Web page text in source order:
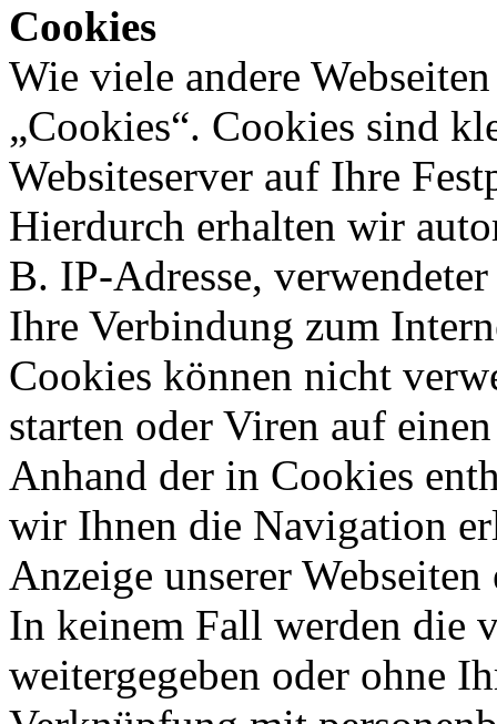
Cookies
Wie viele andere
„Cookies“. Cookies sind
Websiteserver auf Ihre
Hierdurch erhalten wir
B. IP-Adresse,
Ihre Verbindung zum
Cookies können nicht
starten oder Viren auf
Anhand der in Cookies
wir Ihnen die Navigation
Anzeige unserer
In keinem Fall werden die
weitergegeben oder ohne